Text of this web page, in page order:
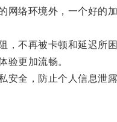
络环境外，一个好的加
不再被卡顿和延迟所困
更加流畅。
全，防止个人信息泄露